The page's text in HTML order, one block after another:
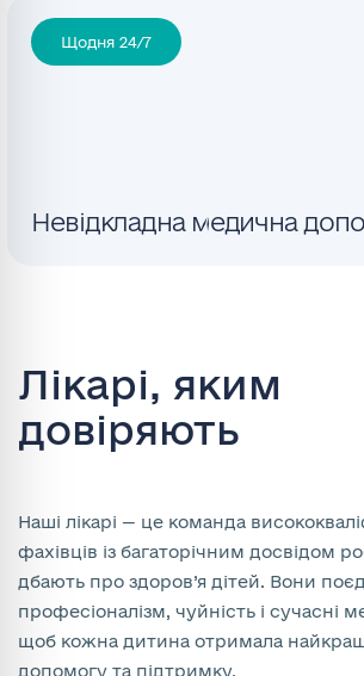
Щодня 24/7
Невідкладна медична
Лікарі, яким
довіряють
Наші лікарі — це команда
фахівців із багаторічним досвідом
дбають про здоров’я дітей. Вони
професіоналізм, чуйність і сучасні
щоб кожна дитина отримала
допомогу та підтримку.